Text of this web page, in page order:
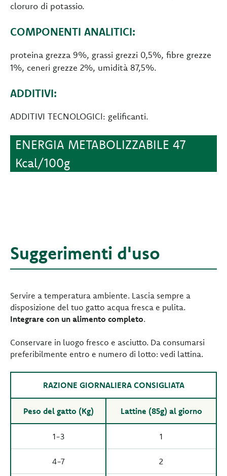
cloruro di potassio.
COMPONENTI ANALITICI:
proteina grezza 9%, grassi grezzi 0,5%, fibre grezze
1%, ceneri grezze 2%, umidità 87,5%.
ADDITIVI:
ADDITIVI TECNOLOGICI: gelificanti.
ENERGIA METABOLIZZABILE 47
Kcal/100g
Suggerimenti d'uso
Servire a temperatura ambiente. Lascia sempre a
disposizione del tuo gatto acqua fresca e pulita.
Integrare con un alimento completo.
Conservare in luogo fresco e asciutto. Da consumarsi
preferibilmente entro e numero di lotto: vedi lattina.
RAZIONE GIORNALIERA CONSIGLIATA
Peso del gatto (Kg) Lattine (85g) al giorno
1-3 1
4-7 2